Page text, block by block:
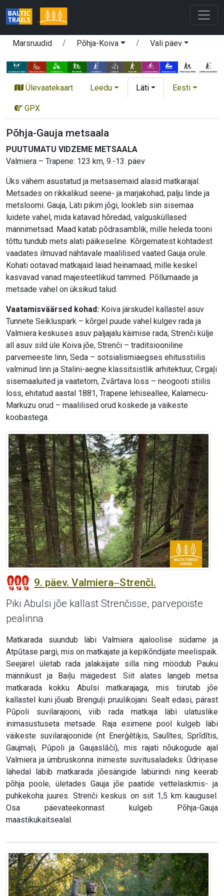
Marsruudid Põhja-Koiva Vali päev
Ülevaatekaart Leedu Läti Eesti
GPX
Põhja-Gauja metsaala
PUUTUMATU VIDZEME METSAALA
Valmiera – Trapene: 123 km, 9.-13. päev
Üks vähem asustatud ja metsasemaid alasid matkarajal.
Metsades on rikkalikud seene- ja marjakohad, palju linde ja
metsloomi. Gauja, Läti pikim jõgi, lookleb siin sisemaa
luidete vahel, mida katavad hõredad, valgusküllased
männimetsad. Maad katab põdrasamblik, mille heleda tooni
tõttu tundub mets alati päikeseline. Kõrgematest kohtadest
vaadates ilmuvad nähtavale maalilised vaated Gauja orule.
Kohati ootavad matkajaid laiad heinamaad, mille keskel
kasvavad vanad majesteetlikud tammed. Põllumaade ja
metsade vahel on üksikud talud.
Vaatamisväärsed kohad: Koiva järskudel kallastel asuv
Tunnete Seikluspark – kõrgel puude vahel kulgev rada ja
Valmiera keskuses asuv paljajalu käimise rada, Strenči külje
all asuv sild üle Koiva jõe, Strenči – traditsiooniline
parvemeeste linn, Seda – sotsialismiaegses ehitusstiilis
valminud linn ja Stalini-aegne klassitsistlik arhitektuur, Cirgaļi
sisemaaluited ja vaatetorn, Zvārtava loss – neogooti stiilis
loss, ehitatud aastal 1881, Trapene lehiseallee, Kalamecu-
Markuzu orud – maalilised orud koskede ja väikeste
koobastega.
9. päev. Valmiera‒Strenči.
Piki Abulsi jõe kallast Strenčisse, parvepoiste
pealinna
Matkarada suundub läbi Valmiera ajaloolise südame ja
Atpūtase pargi, mis on matkajate ja kepikõndijate meelispaik.
Seejärel ületab rada jalakäijate silla ning möödub Pauku
männikust ja Baiļu mägedest. Siit alates langeb metsa
matkarada kokku Abulsi matkarajaga, mis tiirutab jõe
kallastel kuni jõuab Brenguļi pruulikojani. Sealt edasi, pärast
Pūpoli suvilarajooni, viib rada matkaja läbi ulatuslike
inimasustuseta metsade. Raja esimene pool kulgeb läbi
väikeste suvilarajoonide (nt Enerģētiķis, Saulītes, Sprīdītis,
Gaujmaļi, Pūpoli ja Gaujaslāči), mis rajati nõukogude ajal
Valmiera ja ümbruskonna inimeste suvitusaladeks. Ūdriņase
lähedal läbib matkarada jõesängide labürindi ning keerab
põhja poole, ületades Gauja jõe paatide vettelaskmis- ja
puhkekoha juures. Strenči keskus on siit 1,5 km kaugusel.
Osa päevateekonnast kulgeb Põhja-Gauja
maastikukaitsealal.